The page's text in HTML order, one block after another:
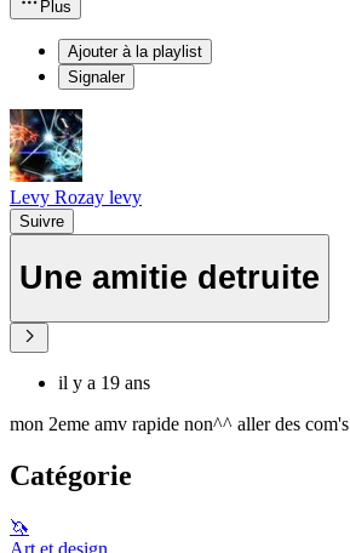
Plus
Ajouter à la playlist
Signaler
Levy Rozay levy
Suivre
Une amitie detruite
il y a 19 ans
mon 2eme amv rapide non^^ aller des com's
Catégorie
🦄
Art et design